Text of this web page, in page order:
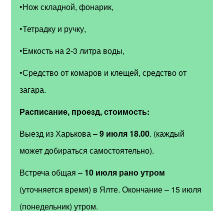
•Нож складной, фонарик,
•Тетрадку и ручку,
•Емкость на 2-3 литра воды,
•Средство от комаров и клещей, средство от
загара.
Расписание, проезд, стоимость:
Выезд из Харькова –9 июля 18.00. (каждый
может добираться самостоятельно).
Встреча общая – 10 июля рано утром
(уточняется время) в Ялте. Окончание – 15 июля
(понедельник) утром.